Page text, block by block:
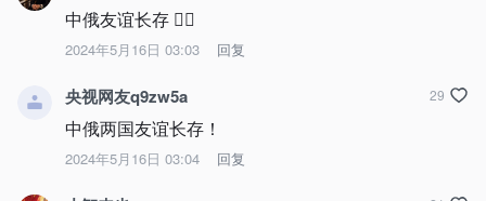
中俄友谊长存 👍🏻
2024年5月16日 03:03 回复
央视网友q9zw5a
中俄两国友谊长存！
2024年5月16日 03:04 回复
29